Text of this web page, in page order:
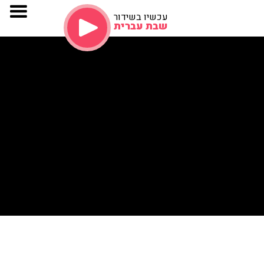
עכשיו בשידור
שבת עברית